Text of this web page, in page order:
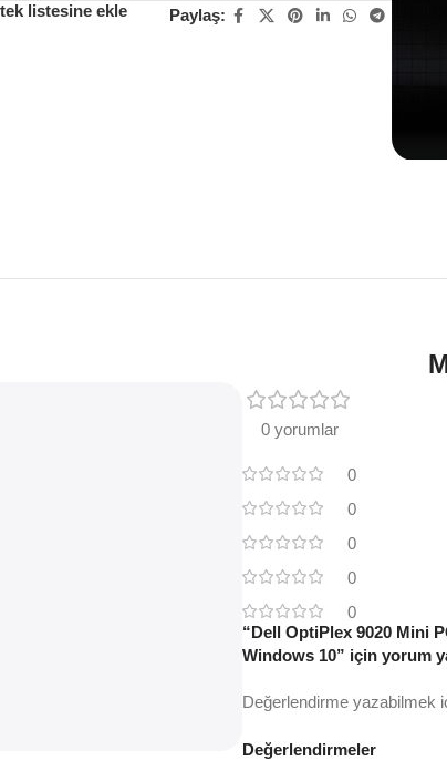
listesine ekle Paylaş:
0 yorumlar
0
0
0
0
0
Değerlendirmeler
“Dell OptiPlex 9020 Mini
Windows 10” için yorum
Değerlendirme yazabilmek